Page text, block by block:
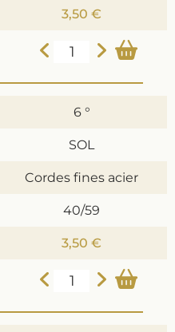
3,50 €
6 °
SOL
Cordes fines acier
40/59
3,50 €